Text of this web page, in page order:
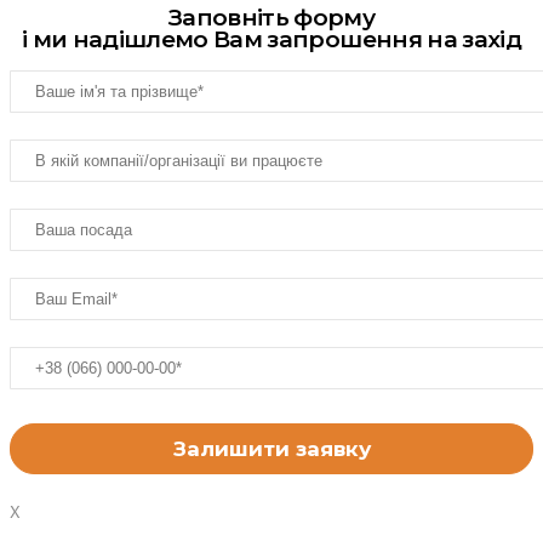
Заповніть форму
і ми надішлемо Вам запрошення на захід
X